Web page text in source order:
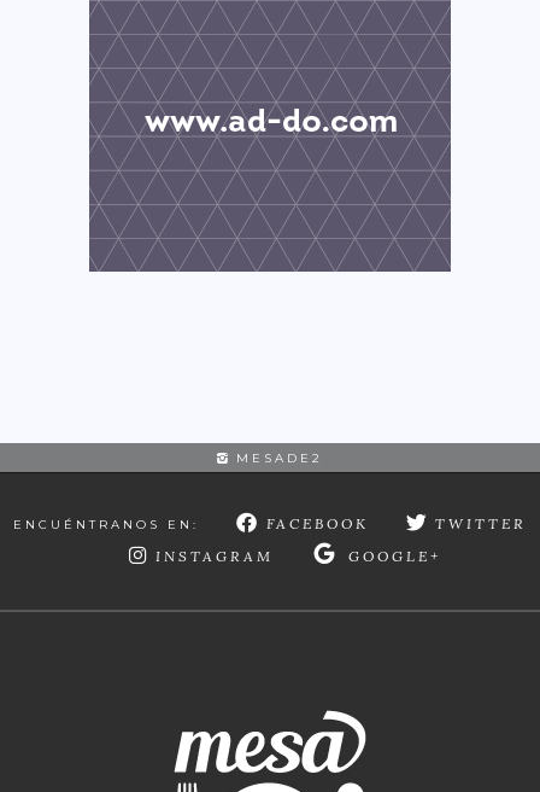
MESADE2
ENCUÉNTRANOS EN: FACEBOOK
TWITTER
INSTAGRAM
GOOGLE+